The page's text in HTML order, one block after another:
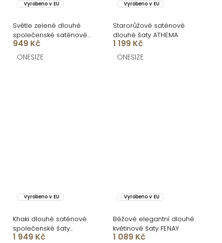
Vyrobeno v EU
Světle zelené dlouhé
společenské saténové
šaty ARANKA na ramínka
949 Kč
ONESIZE
Vyrobeno v EU
Starorůžové saténové
dlouhé šaty ATHEMA
1 199 Kč
ONESIZE
Vyrobeno v EU
Khaki dlouhé saténové
společenské šaty
CELLINES
1 949 Kč
Vyrobeno v EU
Béžové elegantní dlouhé
květinové šaty FENAY
1 089 Kč